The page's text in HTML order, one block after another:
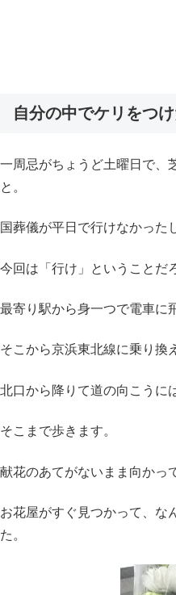
自分の中でケリをつ
一周忌がちょうど土曜日で、
と。
国葬儀が平日で行けなかった
今回は「行け」ということだ
最寄り駅から身一つで電車に
そこから京浜東北線に乗り換
北口から降りて道の向こうに
そこまで歩きます。
献花のあてがないまま向かっ
お花屋がすぐ見つかって、な
た。